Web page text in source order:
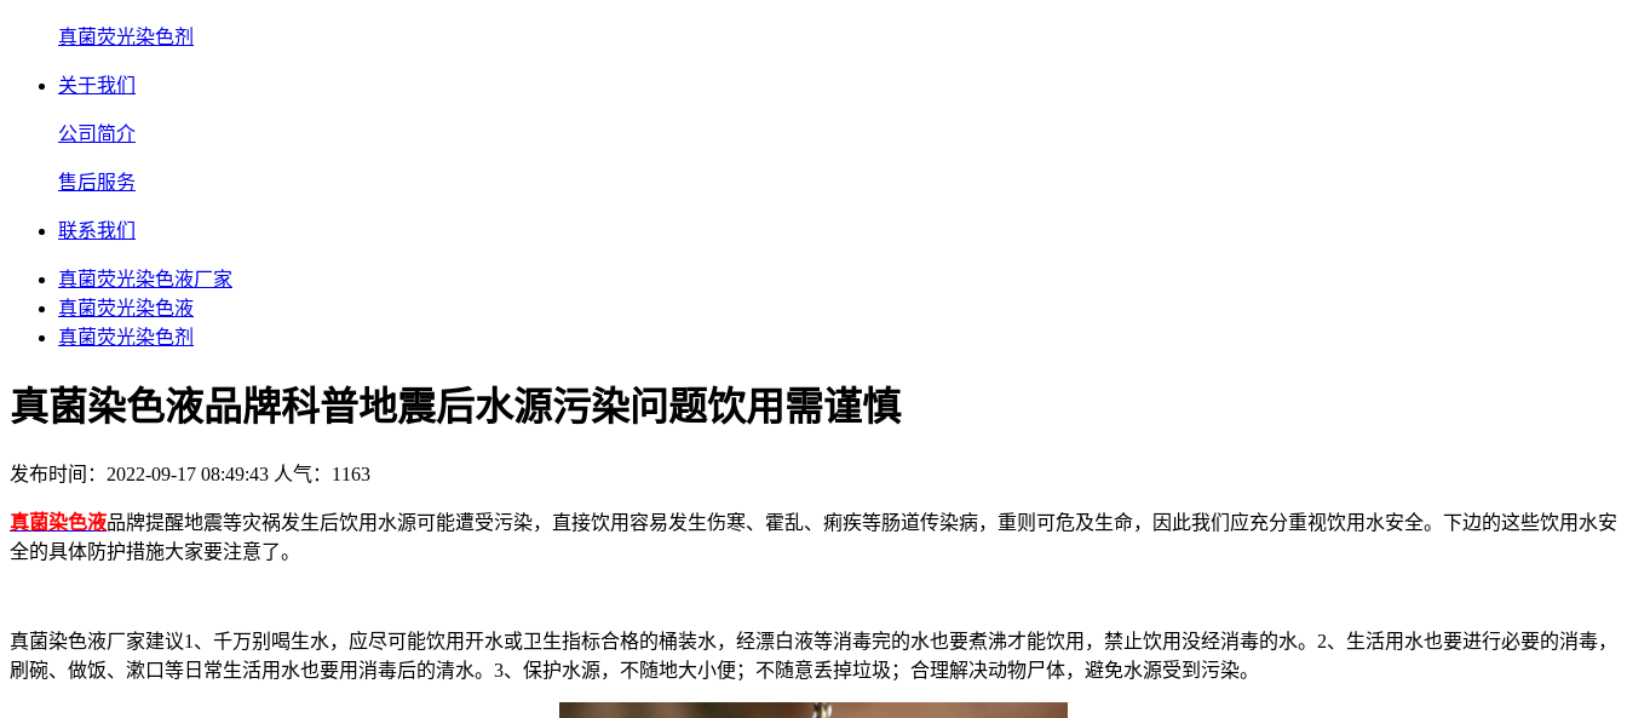
真菌荧光染色剂
关于我们
公司简介
售后服务
联系我们
真菌荧光染色液厂家
真菌荧光染色液
真菌荧光染色剂
真菌染色液品牌科普地震后水源污染问题饮用需谨慎
发布时间：2022-09-17 08:49:43 人气： 1163
真菌染色液品牌提醒地震等灾祸发生后饮用水源可能遭受污染，直接饮用容易发生伤寒、霍乱、痢疾等肠道传染病，重则可危及生命，因此我们应充分重视饮用水安全。下边的这些饮用水安
全的具体防护措施大家要注意了。
真菌染色液厂家建议1、千万别喝生水，应尽可能饮用开水或卫生指标合格的桶装水，经漂白液等消毒完的水也要煮沸才能饮用，禁止饮用没经消毒的水。2、生活用水也要进行必要的消毒，
刷碗、做饭、漱口等日常生活用水也要用消毒后的清水。3、保护水源，不随地大小便；不随意丢掉垃圾；合理解决动物尸体，避免水源受到污染。